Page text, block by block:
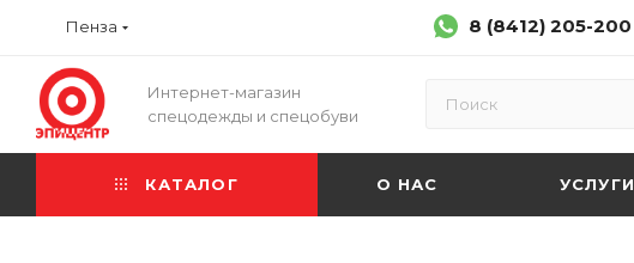
Пенза 8 (8412) 205-200
Интернет-магазин
спецодежды и спецобуви
КАТАЛОГ О НАС УСЛУГИ